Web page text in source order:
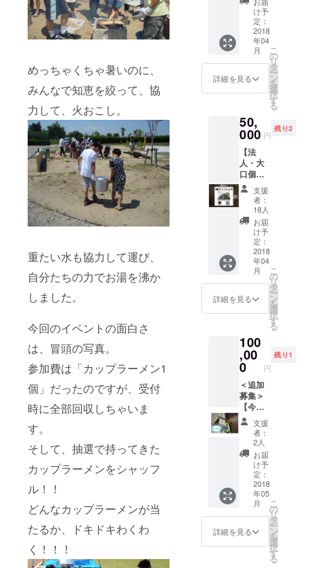
めっちゃくちゃ暑いのに、
みんなで知恵を絞って、協
力して、火おこし。
重たい水も協力して運び、
自分たちの力でお湯を沸か
しました。
今回のイベントの面白さ
は、冒頭の写真。
参加費は「カップラーメン1
個」だったのですが、受付
時に全部回収しちゃいま
す。
そして、抽選で持ってきた
カップラーメンをシャッフ
ル！！
どんなカップラーメンが当
たるか、ドキドキわくわ
く！！！
限りま
す。文
字数制
限はあ
りませ
ん。
→ご家
ルでも
OK。
タル写
真の印
刷も可
能で
す。
→プリ
ントす
るお名
前や写
真は、
支援募
集期間
終了
後、
て頂き
ます。
（期限
ご希望
がな
かった
場合
は、支
援時の
お名前
を記載
させて
頂きま
す。）
◎「園
むすび
プロ
一ちっ
ちゃな
村に名
前を刻
むんデ
ス！＞
◎企業
名、団
をプリ
ントし
た「メ
モリア
ルプ
レー
ト」
(10cm
10cm)
を公園
内に敷
設 →
文字数
制限は
ありま
せん。
真など
画像
データ
のプリ
ントも
可能で
す。
→プリ
ントす
る内容
は、支
援募集
期間終
了後、
メール
にて確
認させ
て頂き
け予
定：
2018
年04
月
詳細を見る
こ
の
リ
タ
ー
ン
を
選
択
す
る
50,
000 円
残り2
【法
人・大
口個人
スポン
サー様
向け】
＜日本
一ちっ
ちゃな
村に名
前を刻
むんデ
ス！＞
◎企業
名、団
をプリ
ントし
た「大
型メモ
リアル
プレー
ト」(20
cm x
20cm)
を公園
内に敷
設 →
文字制
限はあ
りませ
ん。ロ
ゴやQR
コー
ド、写
支援
者：
18人
お届
け予
定：
2018
年04
月
詳細を見る
こ
の
リ
タ
ー
ン
を
選
択
す
る
100
,00
0 円
残り1
＜追加
募集＞
【今日
はあな
たが村
長なん
デ
ス！】
◎一日
村長体
験 （中
学生以
下限
定、保
護者は
支援
者：
2人
お届
け予
定：
2018
年05
月
詳細を見る
こ
の
リ
タ
ー
ン
を
選
択
す
る